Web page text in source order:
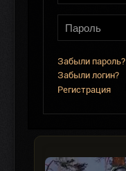
Забыли пароль?
Забыли логин?
Регистрация